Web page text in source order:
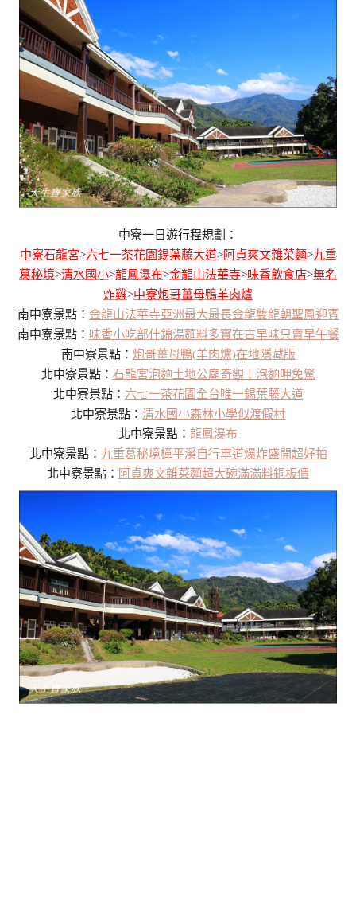
中寮一日遊行程規劃：
中寮石龍宮>六七一茶花園錫葉藤大道>阿貞爽文雜菜麵>九重
葛秘境>清水國小>龍鳳瀑布>金龍山法華寺>味香飲食店>無名
炸雞>中寮炮哥薑母鴨羊肉爐
南中寮景點： 金龍山法華寺亞洲最大最長金龍雙龍朝聖鳳迎賓
南中寮景點： 味香小吃部什錦湯麵料多實在古早味只賣早午餐
南中寮景點： 炮哥薑母鴨(羊肉爐)在地隱藏版
北中寮景點： 石龍宮泡麵土地公廟奇觀！泡麵呷免驚
北中寮景點： 六七一茶花園全台唯一錫葉藤大道
北中寮景點： 清水國小森林小學似渡假村
北中寮景點： 龍鳳瀑布
北中寮景點： 九重葛秘境樟平溪自行車道爆炸盛開超好拍
北中寮景點： 阿貞爽文雜菜麵超大碗滿滿料銅板價